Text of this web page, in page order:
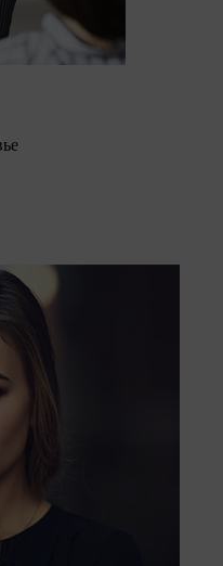
аналитики, которая
сервисов,
Адрес: ООО «Рэкун
Минск, пр-т
Inc., 1601 Willow
позволяет
сайт. Адрес:
Москва,
д. 39, стр. 79, БЦ
обработку данных
(Yandex Mobile Ads,
контекстной рекламы.
Werftestrasse 4, CH-
контекстной
компанией Google
Barrow Street Dublin 4,